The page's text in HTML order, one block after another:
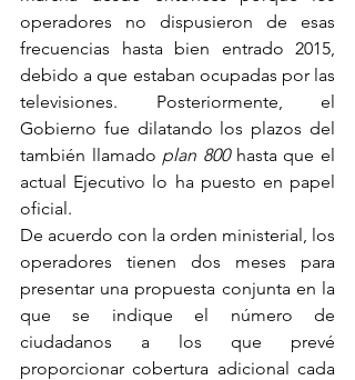
operadores no dispusieron de esas
frecuencias hasta bien entrado 2015,
debido a que estaban ocupadas por las
televisiones. Posteriormente, el
Gobierno fue dilatando los plazos del
también llamado plan 800 hasta que el
actual Ejecutivo lo ha puesto en papel
oficial.
De acuerdo con la orden ministerial, los
operadores tienen dos meses para
presentar una propuesta conjunta en la
que se indique el número de
ciudadanos a los que prevé
proporcionar cobertura adicional cada